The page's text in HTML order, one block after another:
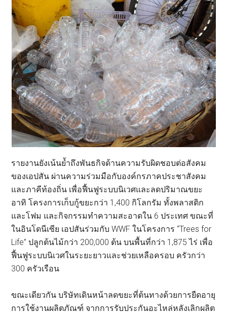
รายงานยังเน้นย้ำถึงพันธกิจด้านความรับผิดชอบต่อสังคม
ของเอปสัน ผ่านความร่วมมือกับองค์กรภาคประชาสังคม
และภาคีท้องถิ่น เพื่อฟื้นฟูระบบนิเวศและลดปริมาณขยะ
อาทิ โครงการเก็บกู้ขยะกว่า 1,400 กิโลกรัม ทั้งพลาสติก
และโฟม และกิจกรรมทำความสะอาดใน 6 ประเทศ ขณะที่
ในอินโดนีเซีย เอปสันร่วมกับ WWF ในโครงการ “Trees for
Life” ปลูกต้นไม้กว่า 200,000 ต้น บนพื้นที่กว่า 1,875 ไร่ เพื่อ
ฟื้นฟูระบบนิเวศในระยะยาวและช่วยเหลือครอบ ครัวกว่า
300 ครัวเรือน
ขณะเดียวกัน บริษัทเดินหน้าลดขยะที่ต้นทางด้วยการยืดอายุ
การใช้งานผลิตภัณฑ์ จากการรับประกันอะไหล่หลังเลิกผลิต